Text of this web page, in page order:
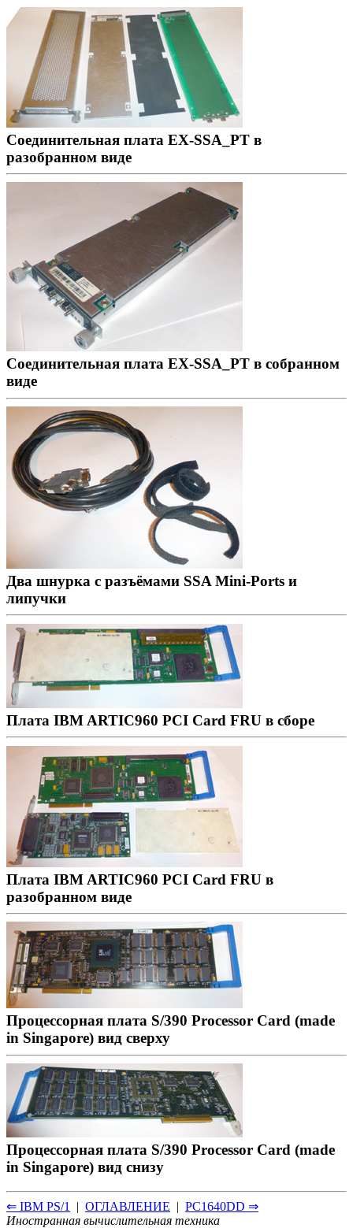
Соединительная плата EX-SSA_PT в
разобранном виде
Соединительная плата EX-SSA_PT в собранном
виде
Два шнурка с разъёмами SSA Mini-Ports и
липучки
Плата IBM ARTIC960 PCI Card FRU в сборе
Плата IBM ARTIC960 PCI Card FRU в
разобранном виде
Процессорная плата S/390 Processor Card (made
in Singapore) вид сверху
Процессорная плата S/390 Processor Card (made
in Singapore) вид снизу
⇐ IBM PS/1 | ОГЛАВЛЕНИЕ | PC1640DD ⇒
Иностранная вычислительная техника